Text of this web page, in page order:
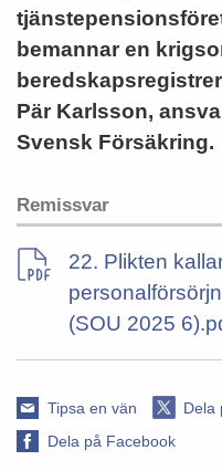
bemannar en
Pär Karlsson,
Svensk Försäkring.
Remissvar
22. Plikten
(SOU 2025
Tipsa en vän Dela
Dela på Facebook